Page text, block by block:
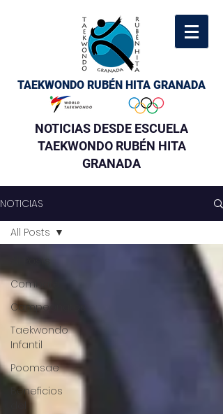
TAEKWONDO RUBÉN HITA GRANADA
NOTICIAS DESDE ESCUELA
TAEKWONDO RUBÉN HITA
GRANADA
NOTICIAS
All Posts
Combate
Campeonatos
Taekwondo
Infantil
Poomsae
Beneficios
All Posts